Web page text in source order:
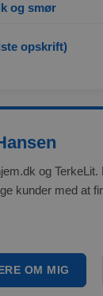
og smør
opskrift)
og
kunder med at
OM MIG
apbct_session_id
ct_pointer_data
ct_mouse_moved